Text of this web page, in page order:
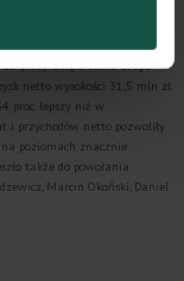
finansowe Spółki za rok
2022 r. W tym okresie
w skali całego roku osiągnął
proc.). Dzięki temu Grupa
netto wysokości 31,5 mln zł.
proc. lepszy niż w
i przychodów netto pozwoliły
poziomach znacznie
także do powołania
Marcin Okoński, Daniel